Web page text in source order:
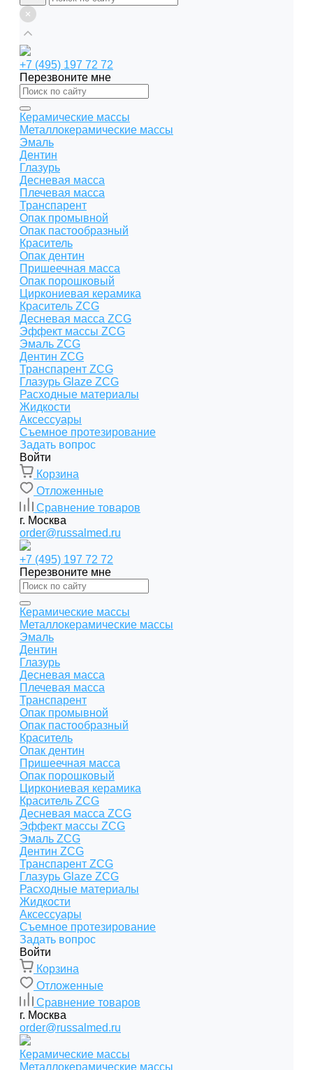
+7 (495) 197 72 72
Перезвоните мне
Керамические массы
Металлокерамические массы
Эмаль
Дентин
Глазурь
Десневая масса
Плечевая масса
Транспарент
Опак промывной
Опак пастообразный
Краситель
Опак дентин
Пришеечная масса
Опак порошковый
Циркониевая керамика
Краситель ZCG
Десневая масса ZCG
Эффект массы ZCG
Эмаль ZCG
Дентин ZCG
Транспарент ZCG
Глазурь Glaze ZCG
Расходные материалы
Жидкости
Аксессуары
Съемное протезирование
Задать вопрос
Войти
Корзина
Отложенные
Сравнение товаров
г. Москва
order@russalmed.ru
+7 (495) 197 72 72
Перезвоните мне
Керамические массы
Металлокерамические массы
Эмаль
Дентин
Глазурь
Десневая масса
Плечевая масса
Транспарент
Опак промывной
Опак пастообразный
Краситель
Опак дентин
Пришеечная масса
Опак порошковый
Циркониевая керамика
Краситель ZCG
Десневая масса ZCG
Эффект массы ZCG
Эмаль ZCG
Дентин ZCG
Транспарент ZCG
Глазурь Glaze ZCG
Расходные материалы
Жидкости
Аксессуары
Съемное протезирование
Задать вопрос
Войти
Корзина
Отложенные
Сравнение товаров
г. Москва
order@russalmed.ru
Керамические массы
Металлокерамические массы